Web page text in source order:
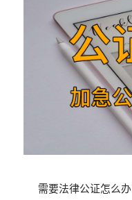
需要法律公证怎么办